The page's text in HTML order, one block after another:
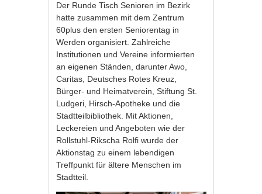
Der Runde Tisch Senioren im Bezirk
hatte zusammen mit dem Zentrum
60plus den ersten Seniorentag in
Werden organisiert. Zahlreiche
Institutionen und Vereine informierten
an eigenen Ständen, darunter Awo,
Caritas, Deutsches Rotes Kreuz,
Bürger- und Heimatverein, Stiftung St.
Ludgeri, Hirsch-Apotheke und die
Stadtteilbibliothek. Mit Aktionen,
Leckereien und Angeboten wie der
Rollstuhl-Rikscha Rolfi wurde der
Aktionstag zu einem lebendigen
Treffpunkt für ältere Menschen im
Stadtteil.